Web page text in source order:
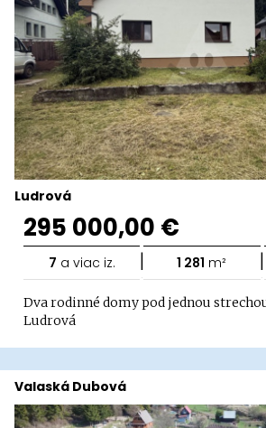
Ludrová
295 000,00 €
7 a viac iz. | 1 281 m² |
Dva rodinné domy pod jednou
Ludrová
Valaská Dubová